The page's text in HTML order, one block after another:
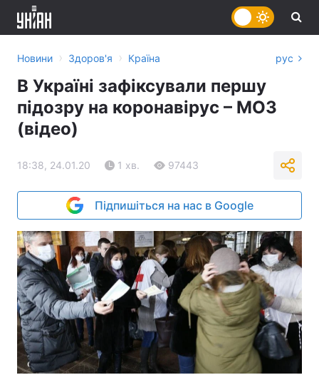
Новини › Здоров'я › Країна рус
В Україні зафіксували першу
підозру на коронавірус – МОЗ
(відео)
18:38, 24.01.20 1 хв. 97443
Підпишіться на нас в Google